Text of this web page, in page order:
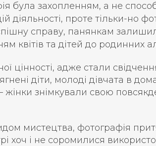
була захопленням, а не
діяльності, проте тільки-но
справу, панянкам
квітів та дітей до родинних
цінності, адже стали
діти, молоді дівчата в
жінки знімкували свою
мистецтва, фотографія
хоч і не соромилися